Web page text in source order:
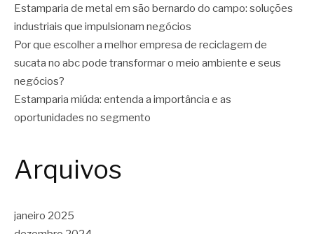
Estamparia de metal em são bernardo do campo: soluções
industriais que impulsionam negócios
Por que escolher a melhor empresa de reciclagem de
sucata no abc pode transformar o meio ambiente e seus
negócios?
Estamparia miúda: entenda a importância e as
oportunidades no segmento
Arquivos
janeiro 2025